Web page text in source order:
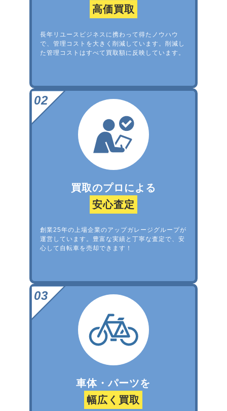
高価買取
長年リユースビジネスに携わって得たノウハウ
で、管理コストを大きく削減しています。削減し
た管理コストはすべて買取額に反映しています。
買取のプロによる
安心査定
創業25年の上場企業のアップガレージグループが
運営しています。豊富な実績と丁寧な査定で、安
心して自転車を売却できます！
車体・パーツを
幅広く買取